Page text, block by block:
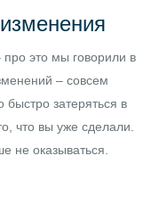
это мы говорили в
– совсем
затеряться в
что вы уже сделали.
не оказываться.